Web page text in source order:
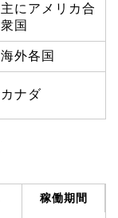
主にアメリカ合
衆国
海外各国
カナダ
稼働期間